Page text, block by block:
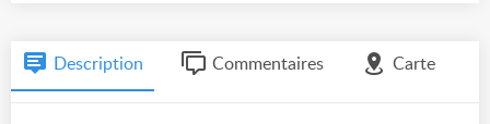
Description Commentaires Carte